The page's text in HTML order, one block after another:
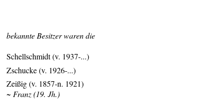
bekannte Besitzer waren die
Schellschmidt (v. 1937-...)
Zschucke (v. 1926-...)
Zeißig (v. 1857-n. 1921)
~ Franz (19. Jh.)